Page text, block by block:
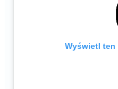
Wyświetl